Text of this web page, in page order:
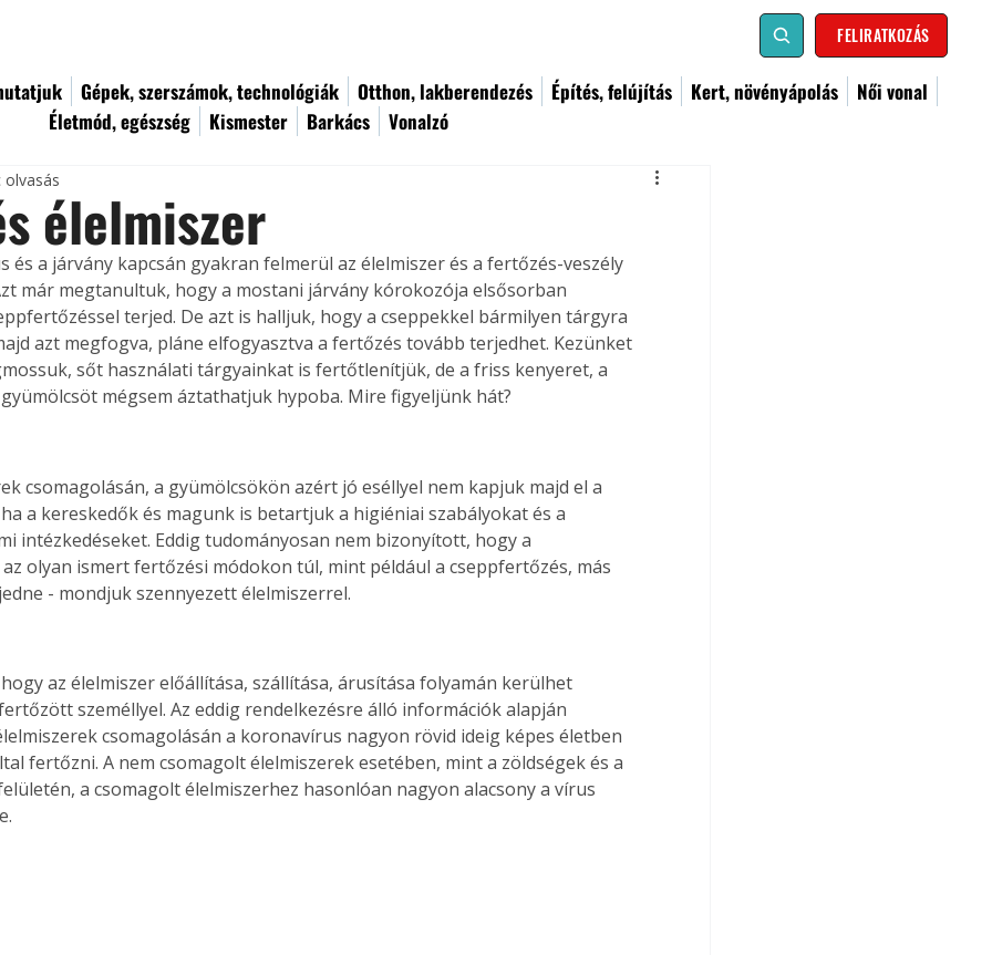
FELIRATKOZÁS
Gépek, szerszámok, technológiák Otthon, lakberendezés Építés, felújítás Kert, növényápolás
Női vonal
Életmód, egészség
Kismester Barkács Vonalzó
élelmiszer
olvasás
és a járvány kapcsán gyakran felmerül az élelmiszer és a fertőzés-veszély
már megtanultuk, hogy a mostani járvány kórokozója elsősorban
terjed. De azt is halljuk, hogy a cseppekkel bármilyen tárgyra
azt megfogva, pláne elfogyasztva a fertőzés tovább terjedhet. Kezünket
sőt használati tárgyainkat is fertőtlenítjük, de a friss kenyeret, a
mégsem áztathatjuk hypoba. Mire figyeljünk hát?
csomagolásán, a gyümölcsökön azért jó eséllyel nem kapjuk majd el a
a kereskedők és magunk is betartjuk a higiéniai szabályokat és a
intézkedéseket. Eddig tudományosan nem bizonyított, hogy a
olyan ismert fertőzési módokon túl, mint például a cseppfertőzés, más
- mondjuk szennyezett élelmiszerrel.
az élelmiszer előállítása, szállítása, árusítása folyamán kerülhet
személlyel. Az eddig rendelkezésre álló információk alapján
csomagolásán a koronavírus nagyon rövid ideig képes életben
fertőzni. A nem csomagolt élelmiszerek esetében, mint a zöldségek és a
a csomagolt élelmiszerhez hasonlóan nagyon alacsony a vírus